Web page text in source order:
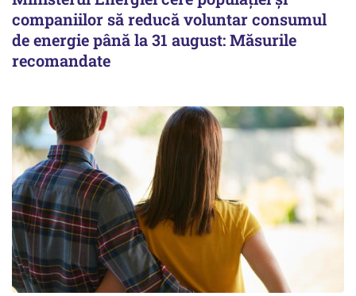
companiilor să reducă voluntar consumul
de energie până la 31 august: Măsurile
recomandate